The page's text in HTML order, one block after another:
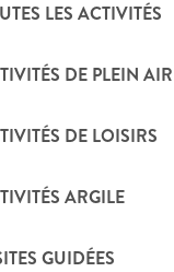
LES ACTIVITÉS
DE PLEIN AIR
DE LOISIRS
ARGILE
GUIDÉES
d'un cadre
au feu de
en passant